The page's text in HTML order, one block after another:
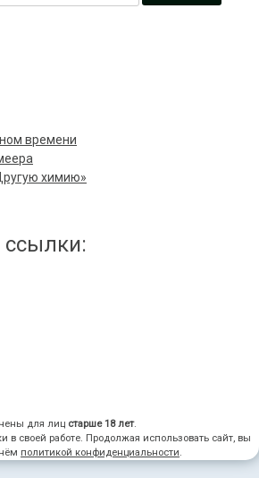
времени
химию»
ссылки:
для лиц старше 18 лет.
в своей работе. Продолжая использовать сайт, вы
политикой конфиденциальности.